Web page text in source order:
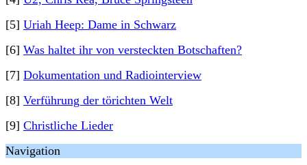
[5] Uriah Heep: Dame in Schwarz
[6] Was haltet ihr von versteckten Botschaften?
[7] Dokumentation und Radiointerview
[8] Verführung der törichten Welt
[9] Christliche Lieder
Navigation